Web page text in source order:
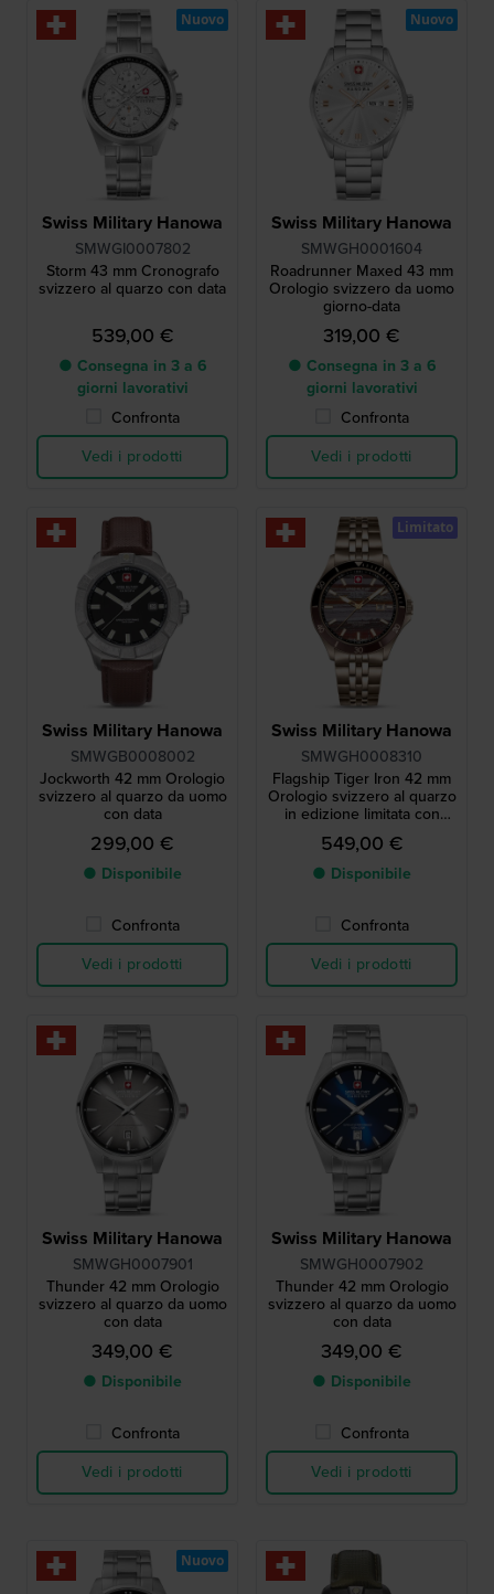
Swiss Military Hanowa
SMWGI0007802
Storm 43 mm Cronografo
svizzero al quarzo con data
539,00 €
● Consegna in 3 a 6
giorni lavorativi
Confronta
Vedi i prodotti
Nuovo
Swiss Military Hanowa
SMWGH0001604
Roadrunner Maxed 43 mm
Orologio svizzero da uomo
giorno-data
319,00 €
● Consegna in 3 a 6
giorni lavorativi
Confronta
Vedi i prodotti
Nuovo
Swiss Military Hanowa
SMWGB0008002
Jockworth 42 mm Orologio
svizzero al quarzo da uomo
con data
299,00 €
● Disponibile
Confronta
Vedi i prodotti
Swiss Military Hanowa
SMWGH0008310
Flagship Tiger Iron 42 mm
Orologio svizzero al quarzo
in edizione limitata con
quadrante in autentica
pietra occhio di tigre
549,00 €
● Disponibile
Confronta
Vedi i prodotti
Limitato
Swiss Military Hanowa
SMWGH0007901
Thunder 42 mm Orologio
svizzero al quarzo da uomo
con data
349,00 €
● Disponibile
Confronta
Vedi i prodotti
Swiss Military Hanowa
SMWGH0007902
Thunder 42 mm Orologio
svizzero al quarzo da uomo
con data
349,00 €
● Disponibile
Confronta
Vedi i prodotti
Nuovo